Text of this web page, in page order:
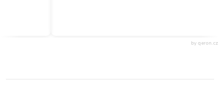
by qeron.cz